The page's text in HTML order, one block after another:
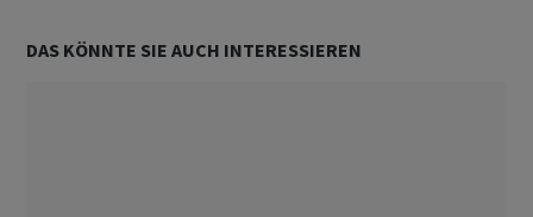
DAS KÖNNTE SIE AUCH INTERESSIEREN